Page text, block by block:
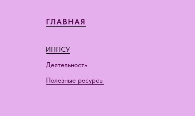
ГЛАВНАЯ
ИППСУ
Деятельность
Полезные ресурсы